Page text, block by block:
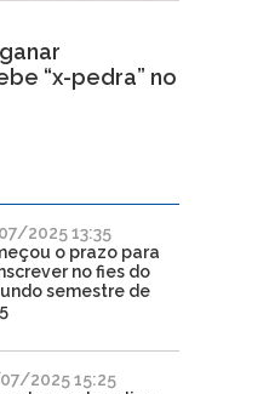
“x-pedra” no
2025 13:35
o prazo para
no fies do
semestre de
2025 15:25